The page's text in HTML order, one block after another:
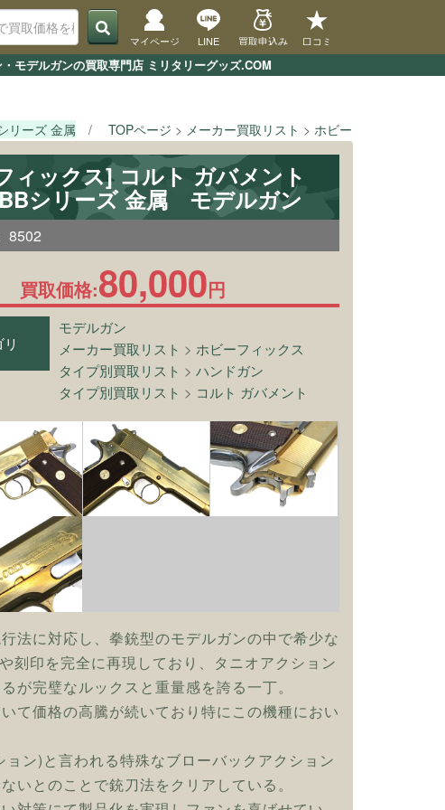
モデルガンの買取専門店 ミリタリーグッズ.COM
マイページ LINE 買取申込み 口コミ
リーズ 金属 TOPページ メーカー買取リスト ホビーフィックス
ィックス] コルト ガバメント
シリーズ 金属 モデルガン
8502
買取価格:80,000円
モデルガン
メーカー買取リスト > ホビーフィックス
タイプ別買取リスト >ハンドガン
タイプ別買取リスト > コルト ガバメント
法に対応し、拳銃型のモデルガンの中で希少な
刻印を完全に再現しており、タニオアクション
が完璧なルックスと重量感を誇る一丁。
て価格の高騰が続いており特にこの機種におい
ン)と言われる特殊なブローバックアクション
いとのことで銃刀法をクリアしている。